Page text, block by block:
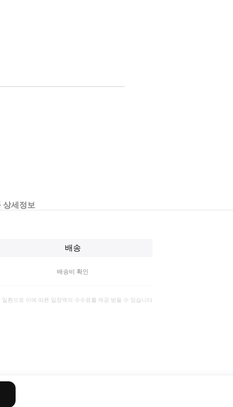
상세정보
배송
배송비 확인
환으로 이에 따른 일정액의 수수료를 제공 받을 수 있습니다